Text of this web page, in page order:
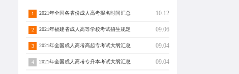
1 2021年全国各省份成人高考报名时间汇总 10.12
2 2021年福建省成人高等学校考试招生规定 09.06
3 2021年全国成人高考高起专考试大纲汇总 09.04
4 2021年全国成人高考专升本考试大纲汇总 09.04